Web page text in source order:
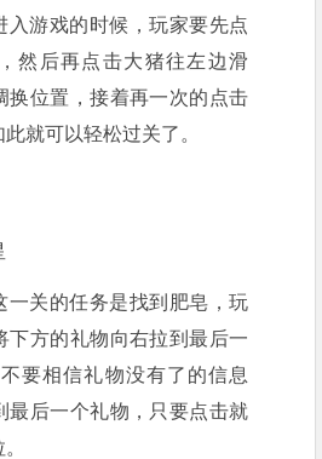
入游戏的时候，玩家要先点
然后再点击大猪往左边滑
换位置，接着再一次的点击
就可以轻松过关了。
一关的任务是找到肥皂，玩
下方的礼物向右拉到最后一
要相信礼物没有了的信息
最后一个礼物，只要点击就